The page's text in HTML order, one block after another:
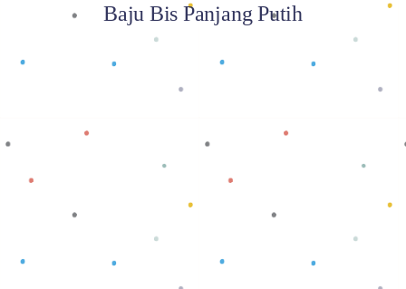
Baju Bis Panjang Putih
Baca selengkapnya